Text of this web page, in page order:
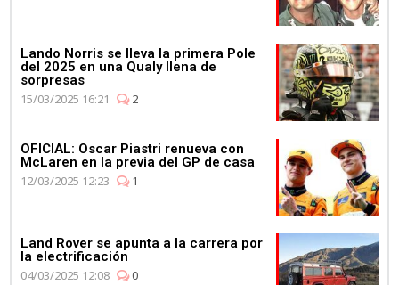
Lando Norris se lleva la primera Pole
del 2025 en una Qualy llena de
sorpresas
15/03/2025 16:21
2
OFICIAL: Oscar Piastri renueva con
McLaren en la previa del GP de casa
12/03/2025 12:23
1
Land Rover se apunta a la carrera por
la electrificación
04/03/2025 12:08
0